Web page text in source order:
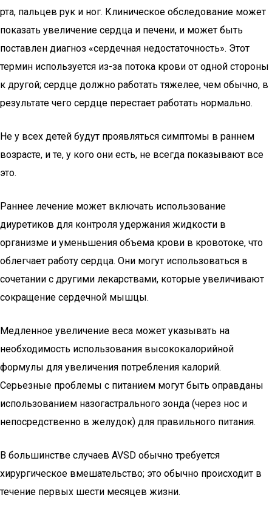
рта, пальцев рук и ног. Клиническое обследование может
показать увеличение сердца и печени, и может быть
поставлен диагноз «сердечная недостаточность». Этот
термин используется из-за потока крови от одной стороны
к другой; сердце должно работать тяжелее, чем обычно, в
результате чего сердце перестает работать нормально.
Не у всех детей будут проявляться симптомы в раннем
возрасте, и те, у кого они есть, не всегда показывают все
это.
Раннее лечение может включать использование
диуретиков для контроля удержания жидкости в
организме и уменьшения объема крови в кровотоке, что
облегчает работу сердца. Они могут использоваться в
сочетании с другими лекарствами, которые увеличивают
сокращение сердечной мышцы.
Медленное увеличение веса может указывать на
необходимость использования высококалорийной
формулы для увеличения потребления калорий.
Серьезные проблемы с питанием могут быть оправданы
использованием назогастрального зонда (через нос и
непосредственно в желудок) для правильного питания.
В большинстве случаев AVSD обычно требуется
хирургическое вмешательство; это обычно происходит в
течение первых шести месяцев жизни.